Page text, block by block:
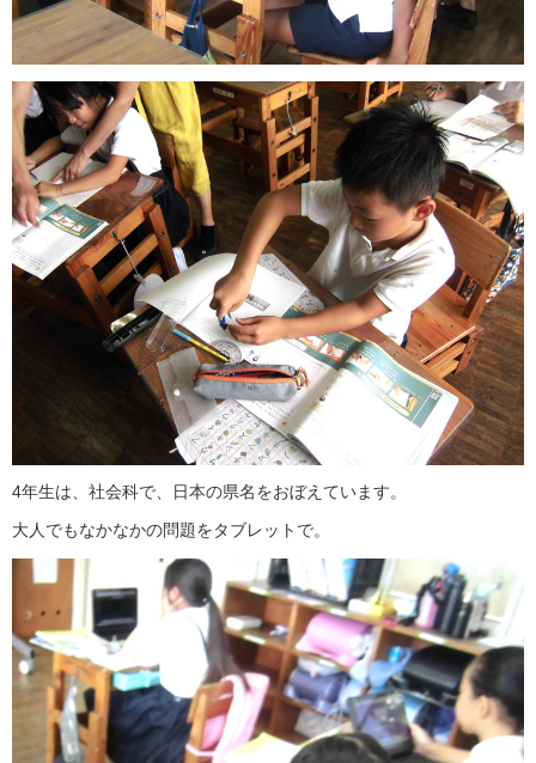
4年生は、社会科で、日本の県名をおぼえています。
大人でもなかなかの問題をタブレットで。